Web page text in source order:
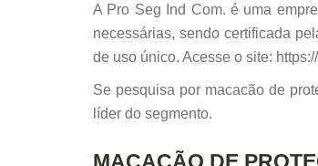
A Pro Seg Ind Com. é uma
necessárias, sendo certificada
de uso único. Acesse o site:
Se pesquisa por macacão de
líder do segmento.